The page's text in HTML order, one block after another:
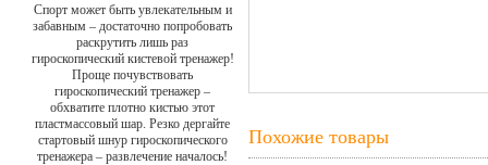
Спорт может быть увлекательным и
забавным – достаточно попробовать
раскрутить лишь раз
гироскопический кистевой тренажер!
Проще почувствовать
гироскопический тренажер –
обхватите плотно кистью этот
пластмассовый шар. Резко дергайте
стартовый шнур гироскопического
тренажера – развлечение началось!
Похожие товары